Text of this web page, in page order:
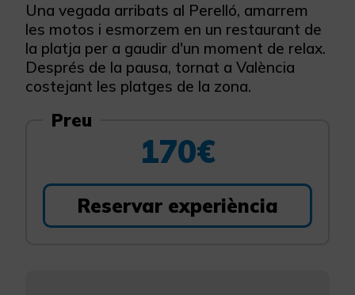
Una vegada arribats al Perelló, amarrem
les motos i esmorzem en un restaurant de
la platja per a gaudir d'un moment de relax.
Després de la pausa, tornat a València
costejant les platges de la zona.
Preu
170€
Reservar experiència